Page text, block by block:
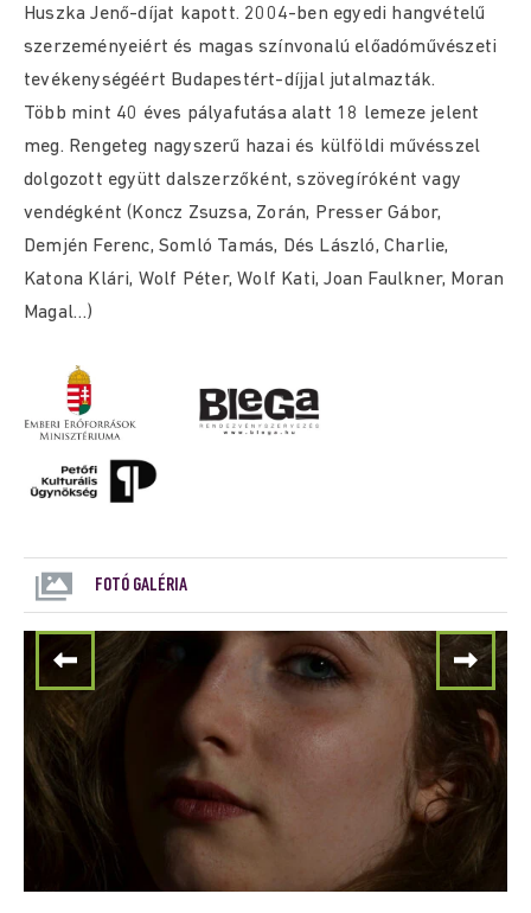
Huszka Jenő-díjat kapott. 2004-ben egyedi hangvételű
szerzeményeiért és magas színvonalú előadóművészeti
tevékenységéért Budapestért-díjjal jutalmazták.
Több mint 40 éves pályafutása alatt 18 lemeze jelent
meg. Rengeteg nagyszerű hazai és külföldi művésszel
dolgozott együtt dalszerzőként, szövegíróként vagy
vendégként (Koncz Zsuzsa, Zorán, Presser Gábor,
Demjén Ferenc, Somló Tamás, Dés László, Charlie,
Katona Klári, Wolf Péter, Wolf Kati, Joan Faulkner, Moran
Magal…)
FOTÓ GALÉRIA